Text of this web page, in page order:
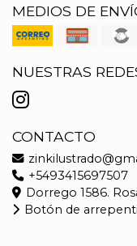
MEDIOS DE
NUESTRAS
CONTACTO
+5493415697507
Dorrego 1586.
Botón de